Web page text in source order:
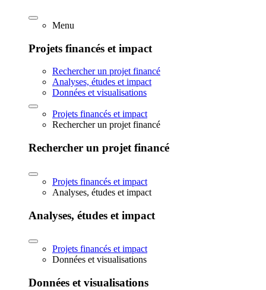
Menu
Projets financés et impact
Rechercher un projet financé
Analyses, études et impact
Données et visualisations
Projets financés et impact
Rechercher un projet financé
Rechercher un projet financé
Projets financés et impact
Analyses, études et impact
Analyses, études et impact
Projets financés et impact
Données et visualisations
Données et visualisations